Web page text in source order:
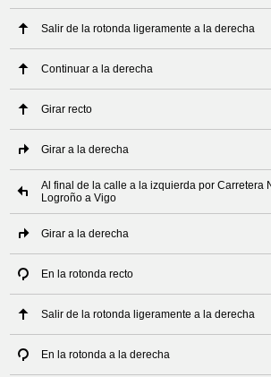
Salir de la rotonda ligeramente a la derecha
Continuar a la derecha
Girar recto
Girar a la derecha
Al final de la calle a la izquierda por Carretera
Logroño a Vigo
Girar a la derecha
En la rotonda recto
Salir de la rotonda ligeramente a la derecha
En la rotonda a la derecha